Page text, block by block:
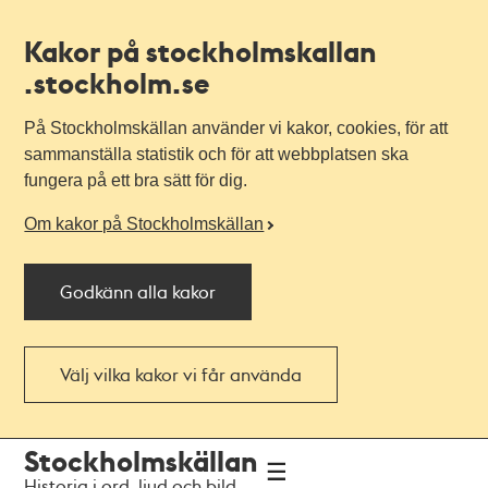
Kakor på stockholmskallan
.stockholm.se
På Stockholmskällan använder vi kakor, cookies, för att
sammanställa statistik och för att webbplatsen ska
fungera på ett bra sätt för dig.
Om kakor på Stockholmskällan
Godkänn alla kakor
Välj vilka kakor vi får använda
navigationen
huvudinnehållet
Stockholmskällan